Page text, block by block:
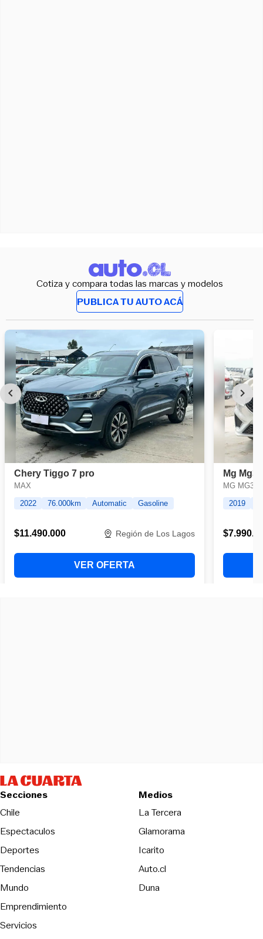
Cotiza y compara todas las marcas y modelos
PUBLICA TU AUTO ACÁ
Secciones
Chile
Espectaculos
Deportes
Tendencias
Mundo
Emprendimiento
Servicios
Medios
La TerceraOpens in new
Glamorama
Icarito
Auto.cl
DunaOpens in new window